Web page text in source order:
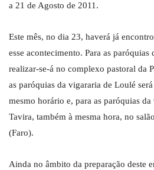
a 21 de Agosto de 2011.
Este mês, no dia 23, haverá já
esse acontecimento. Para as
realizar-se-á no complexo pastoral da
as paróquias da vigararia de Loulé
mesmo horário e, para as paróquias
Tavira, também à mesma hora, no
(Faro).
Ainda no âmbito da preparação deste